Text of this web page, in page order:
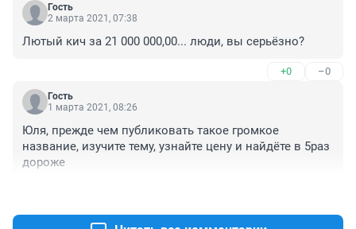
Гость
2 марта 2021, 07:38
Лютый кич за 21 000 000,00... люди, вы серьёзно?
+0 –0
Гость
1 марта 2021, 08:26
Юля, прежде чем публиковать такое громкое
название, изучите тему, узнайте цену и найдёте в 5раз
дороже